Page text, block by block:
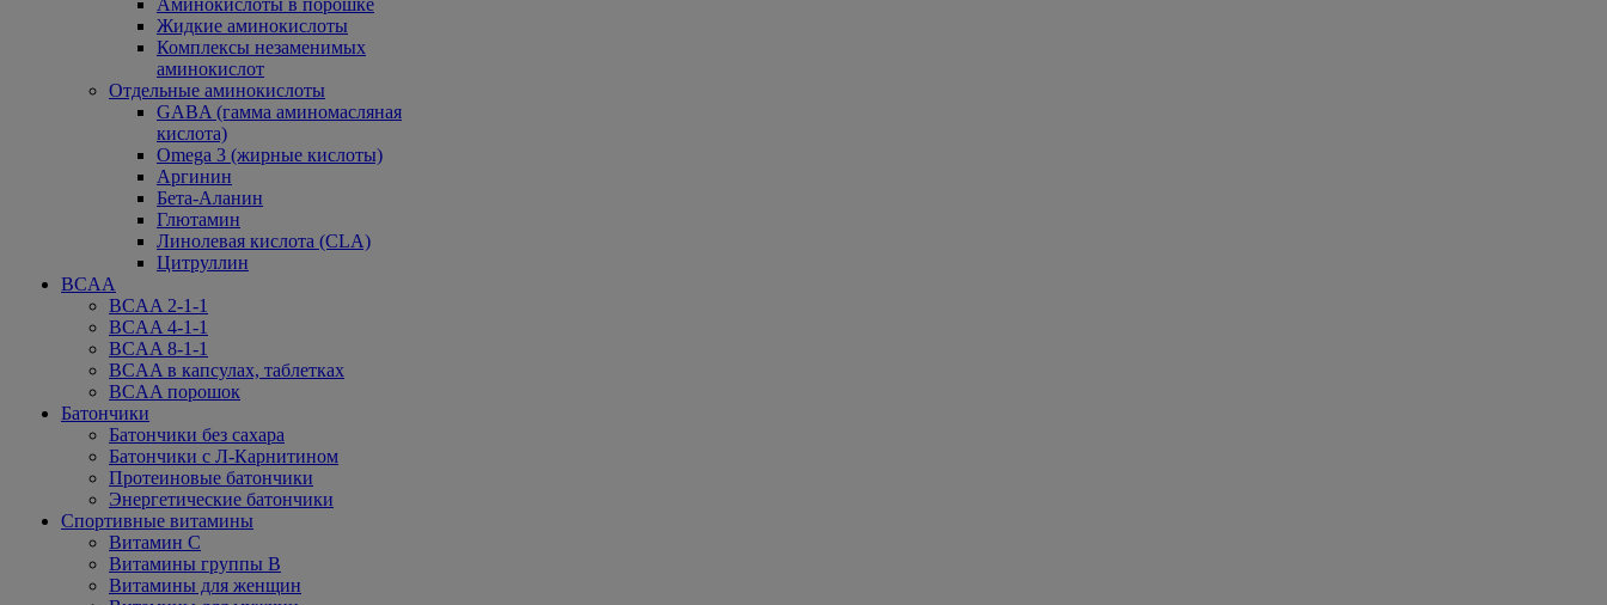
Аминокислоты в порошке
Жидкие аминокислоты
Комплексы незаменимых
аминокислот
Отдельные аминокислоты
GABA (гамма аминомасляная
кислота)
Omega 3 (жирные кислоты)
Аргинин
Бета-Аланин
Глютамин
Линолевая кислота (CLA)
Цитруллин
BCAA
BCAA 2-1-1
BCAA 4-1-1
BCAA 8-1-1
BCAA в капсулах, таблетках
BCAA порошок
Батончики
Батончики без сахара
Батончики с Л-Карнитином
Протеиновые батончики
Энергетические батончики
Спортивные витамины
Витамин С
Витамины группы В
Витамины для женщин